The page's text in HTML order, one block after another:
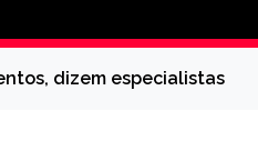
dizem especialistas